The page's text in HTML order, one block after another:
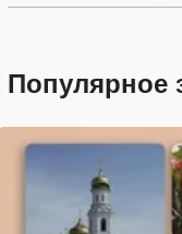
Популярное